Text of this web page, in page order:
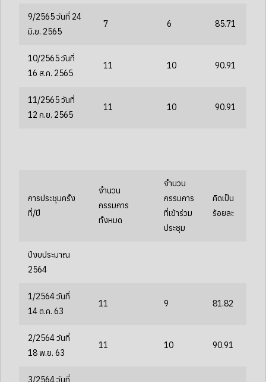
9/2565 วันที่ 24
มิ.ย. 2565
7 6 85.71
10/2565 วันที่
16 ส.ค. 2565
11 10 90.91
11/2565 วันที่
12 ก.ย. 2565
11 10 90.91
การประชุมครั้ง
ที่/ปี
จำนวน
กรรมการ
ทั้งหมด
จำนวน
กรรมการ
ที่เข้าร่วม
ประชุม
คิดเป็น
ร้อยละ
ปีงบประมาณ
2564
1/2564 วันที่
14 ต.ค. 63
11 9 81.82
2/2564 วันที่
18 พ.ย. 63
11 10 90.91
3/2564 วันที่